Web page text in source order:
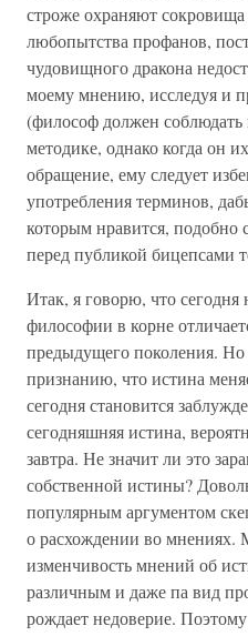
строже охраняют
любопытства профанов,
чудовищного дракона
моему мнению, исследуя и
(философ должен соблюдать
методике, однако когда он
обращение, ему следует
употребления терминов,
которым нравится, подобно
перед публикой бицепсами
Итак, я говорю, что сегодня
философии в корне
предыдущего поколения. Но
признанию, что истина
сегодня становится
сегодняшняя истина,
завтра. Не значит ли это
собственной истины?
популярным аргументом
о расхождении во мнениях.
изменчивость мнений об
различным и даже па вид
рождает недоверие.